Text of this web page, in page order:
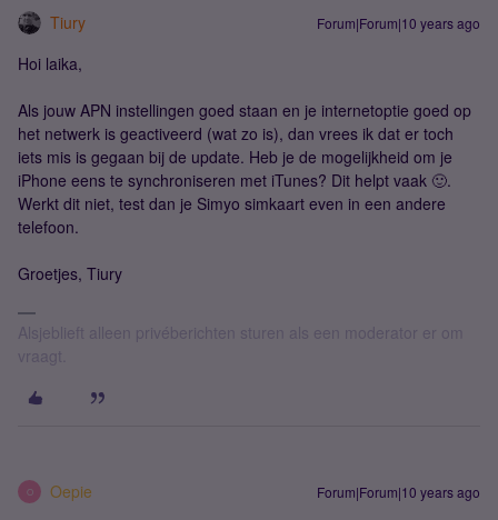
Tiury Forum|Forum|10 years ago
Hoi laika,
Als jouw APN instellingen goed staan en je internetoptie goed op
het netwerk is geactiveerd (wat zo is), dan vrees ik dat er toch
iets mis is gegaan bij de update. Heb je de mogelijkheid om je
iPhone eens te synchroniseren met iTunes? Dit helpt vaak 🙂.
Werkt dit niet, test dan je Simyo simkaart even in een andere
telefoon.
Groetjes, Tiury
Alsjeblieft alleen privéberichten sturen als een moderator er om
vraagt.
O Oepie Forum|Forum|10 years ago